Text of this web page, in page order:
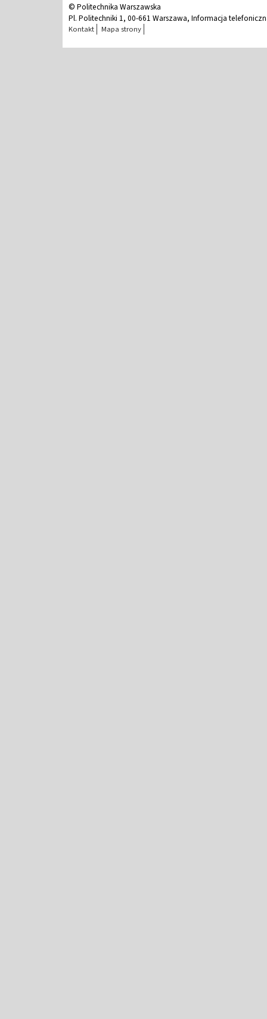
© Politechnika Warszawska
Pl. Politechniki 1, 00-661 Warszawa, Informacja
Kontakt Mapa strony